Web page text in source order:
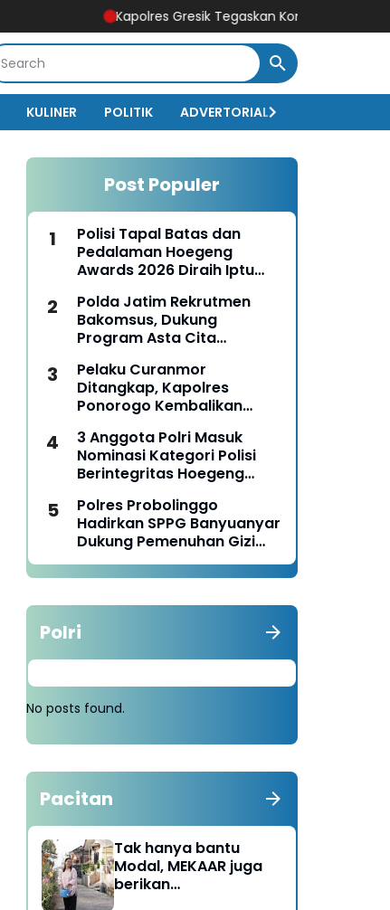
Kapolres Gresik Tegaskan Komitmen Polri Dukung
KULINER POLITIK ADVERTORIAL
Post Populer
Polisi Tapal Batas dan
Pedalaman Hoegeng
Awards 2026 Diraih Iptu
Pengabdian Humanis di
Nduga
Polda Jatim Rekrutmen
Bakomsus, Dukung
Program Asta Cita
Pelaku Curanmor
Ditangkap, Kapolres
Ponorogo Kembalikan
3 Anggota Polri Masuk
Nominasi Kategori Polisi
Berintegritas Hoegeng
Polres Probolinggo
Hadirkan SPPG Banyuanyar
Dukung Pemenuhan Gizi
Nasional
Polri
No posts found.
Pacitan
Tak hanya bantu
Modal, MEKAAR juga
berikan